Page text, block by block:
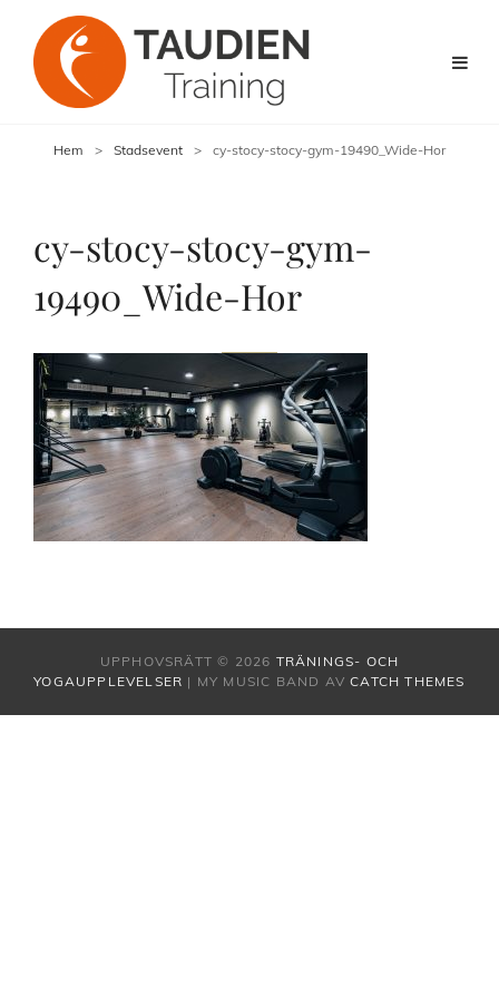
Hem > Stadsevent > cy-stocy-stocy-gym-19490_Wide-Hor
cy-stocy-stocy-gym-
19490_Wide-Hor
UPPHOVSRÄTT © 2026 TRÄNINGS- OCH
YOGAUPPLEVELSER | MY MUSIC BAND AVCATCH THEMES